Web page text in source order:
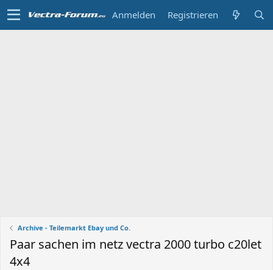
Anmelden Registrieren
Archive - Teilemarkt Ebay und Co.
Paar sachen im netz vectra 2000 turbo c20let
4x4